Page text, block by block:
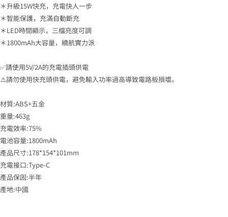
＊升級15W快充，充電快人一步
＊智能保護，充滿自動斷充
＊LED時間顯示，三檔亮度可調
＊1800mAh大容量，續航實力派
✅請使用5V/2A的充電插頭供電
⚠️請勿使用快充頭供電，避免輸入功率過高導致電路板損壞。
材質:ABS+五金
重量:463g
充電效率:75%
電池容量:1800mAh
產品尺寸:178*154*101mm
充電接口:Type-C
產品保固:半年
產地:中國